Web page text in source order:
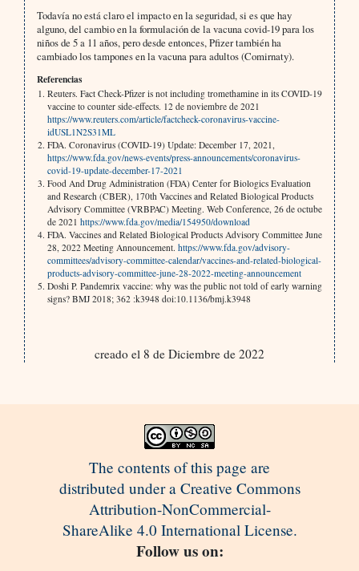
Todavía no está claro el impacto en la seguridad, si es que hay
alguno, del cambio en la formulación de la vacuna covid-19 para los
niños de 5 a 11 años, pero desde entonces, Pfizer también ha
cambiado los tampones en la vacuna para adultos (Comirnaty).
Referencias
Reuters. Fact Check-Pfizer is not including tromethamine in its COVID-19
vaccine to counter side-effects. 12 de noviembre de 2021
https://www.reuters.com/article/factcheck-coronavirus-vaccine-
idUSL1N2S31ML
FDA. Coronavirus (COVID-19) Update: December 17, 2021,
https://www.fda.gov/news-events/press-announcements/coronavirus-
covid-19-update-december-17-2021
Food And Drug Administration (FDA) Center for Biologics Evaluation
and Research (CBER), 170th Vaccines and Related Biological Products
Advisory Committee (VRBPAC) Meeting. Web Conference, 26 de octube
de 2021 https://www.fda.gov/media/154950/download
FDA. Vaccines and Related Biological Products Advisory Committee June
28, 2022 Meeting Announcement. https://www.fda.gov/advisory-
committees/advisory-committee-calendar/vaccines-and-related-biological-
products-advisory-committee-june-28-2022-meeting-announcement
Doshi P. Pandemrix vaccine: why was the public not told of early warning
signs? BMJ 2018; 362 :k3948 doi:10.1136/bmj.k3948
creado el 8 de Diciembre de 2022
The contents of this page are
distributed under a Creative Commons
Attribution-NonCommercial-
ShareAlike 4.0 International License.
Follow us on: